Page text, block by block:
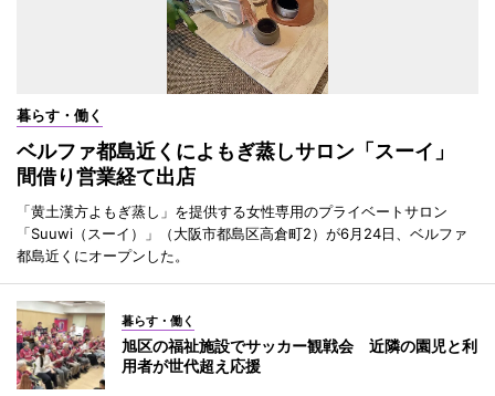
暮らす・働く
ベルファ都島近くによもぎ蒸しサロン「スーイ」
間借り営業経て出店
「黄土漢方よもぎ蒸し」を提供する女性専用のプライベートサロン
「Suuwi（スーイ）」（大阪市都島区高倉町2）が6月24日、ベルファ
都島近くにオープンした。
暮らす・働く
旭区の福祉施設でサッカー観戦会 近隣の園児と利
用者が世代超え応援